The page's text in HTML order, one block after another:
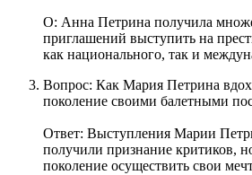
О: Анна Петрина получила
приглашений выступить на
как национального, так и
Вопрос: Как Мария Петрина
поколение своими балетными
Ответ: Выступления Марии
получили признание критиков,
поколение осуществить свои